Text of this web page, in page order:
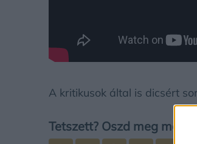
A kritikusok által is dicsért
Tetszett? Oszd meg